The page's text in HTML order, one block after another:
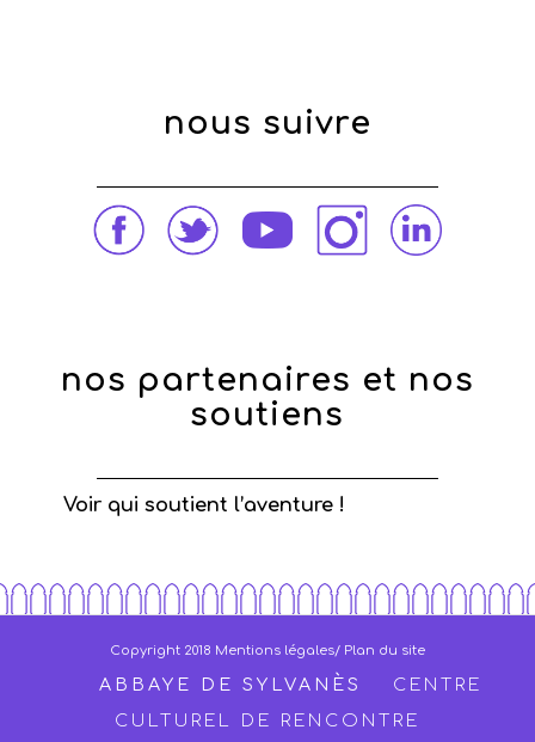
nous suivre
nos partenaires et nos
soutiens
Voir qui soutient l’aventure !
Copyright 2018 Mentions légales/ Plan du site
ABBAYE DE SYLVANÈS
CENTRE
CULTUREL DE RENCONTRE